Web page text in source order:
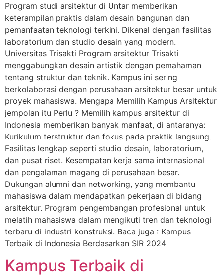
Program studi arsitektur di Untar memberikan
keterampilan praktis dalam desain bangunan dan
pemanfaatan teknologi terkini. Dikenal dengan fasilitas
laboratorium dan studio desain yang modern.
Universitas Trisakti Program arsitektur Trisakti
menggabungkan desain artistik dengan pemahaman
tentang struktur dan teknik. Kampus ini sering
berkolaborasi dengan perusahaan arsitektur besar untuk
proyek mahasiswa. Mengapa Memilih Kampus Arsitektur
jempolan itu Perlu ? Memilih kampus arsitektur di
Indonesia memberikan banyak manfaat, di antaranya:
Kurikulum terstruktur dan fokus pada praktik langsung.
Fasilitas lengkap seperti studio desain, laboratorium,
dan pusat riset. Kesempatan kerja sama internasional
dan pengalaman magang di perusahaan besar.
Dukungan alumni dan networking, yang membantu
mahasiswa dalam mendapatkan pekerjaan di bidang
arsitektur. Program pengembangan profesional untuk
melatih mahasiswa dalam mengikuti tren dan teknologi
terbaru di industri konstruksi. Baca juga : Kampus
Terbaik di Indonesia Berdasarkan SIR 2024
Kampus Terbaik di